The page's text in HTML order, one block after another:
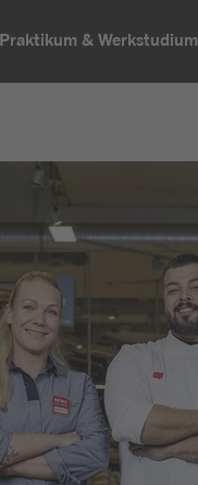
Praktikum & Werkstudium